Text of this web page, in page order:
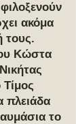
ακόμα
τους.
Κώστα
πλειάδα
το